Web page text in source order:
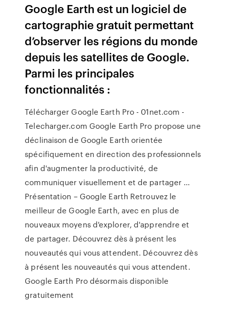
Google Earth est un logiciel de
cartographie gratuit permettant
d’observer les régions du monde
depuis les satellites de Google.
Parmi les principales
fonctionnalités :
Télécharger Google Earth Pro - 01net.com -
Telecharger.com Google Earth Pro propose une
déclinaison de Google Earth orientée
spécifiquement en direction des professionnels
afin d'augmenter la productivité, de
communiquer visuellement et de partager ...
Présentation – Google Earth Retrouvez le
meilleur de Google Earth, avec en plus de
nouveaux moyens d'explorer, d'apprendre et
de partager. Découvrez dès à présent les
nouveautés qui vous attendent. Découvrez dès
à présent les nouveautés qui vous attendent.
Google Earth Pro désormais disponible
gratuitement